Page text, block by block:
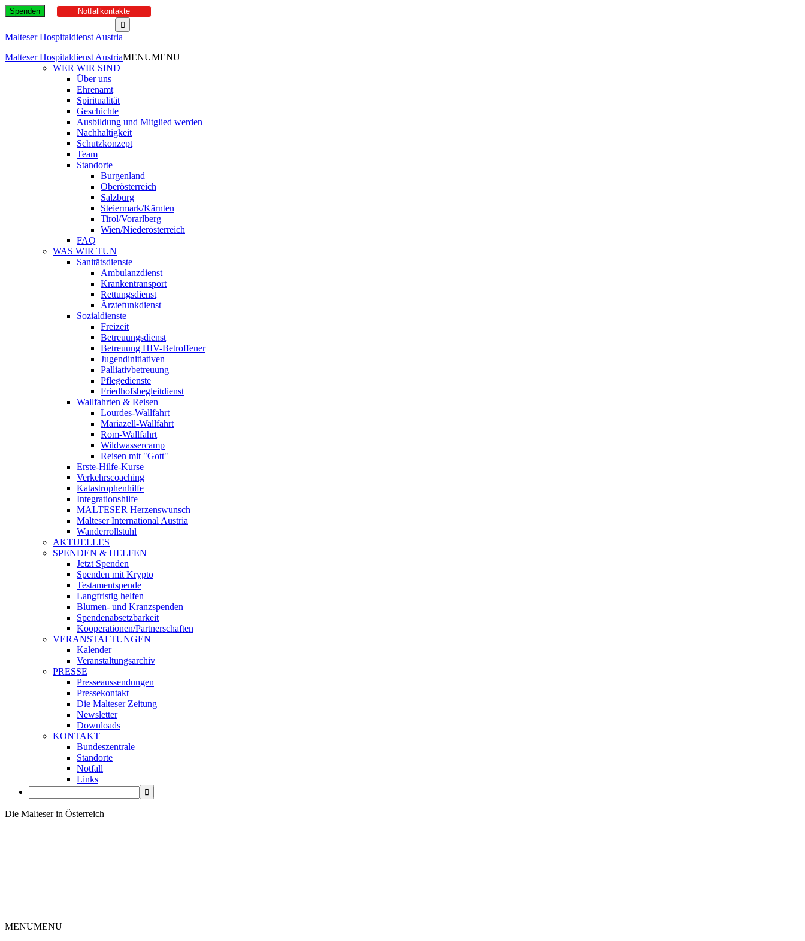
Spenden Notfallkontakte
Malteser Hospitaldienst Austria
Malteser Hospitaldienst AustriaMENUMENU
WER WIR SIND
Über uns
Ehrenamt
Spiritualität
Geschichte
Ausbildung und Mitglied werden
Nachhaltigkeit
Schutzkonzept
Team
Standorte
Burgenland
Oberösterreich
Salzburg
Steiermark/Kärnten
Tirol/Vorarlberg
Wien/Niederösterreich
FAQ
WAS WIR TUN
Sanitätsdienste
Ambulanzdienst
Krankentransport
Rettungsdienst
Ärztefunkdienst
Sozialdienste
Freizeit
Betreuungsdienst
Betreuung HIV-Betroffener
Jugendinitiativen
Palliativbetreuung
Pflegedienste
Friedhofsbegleitdienst
Wallfahrten & Reisen
Lourdes-Wallfahrt
Mariazell-Wallfahrt
Rom-Wallfahrt
Wildwassercamp
Reisen mit "Gott"
Erste-Hilfe-Kurse
Verkehrscoaching
Katastrophenhilfe
Integrationshilfe
MALTESER Herzenswunsch
Malteser International Austria
Wanderrollstuhl
AKTUELLES
SPENDEN & HELFEN
Jetzt Spenden
Spenden mit Krypto
Testamentspende
Langfristig helfen
Blumen- und Kranzspenden
Spendenabsetzbarkeit
Kooperationen/Partnerschaften
VERANSTALTUNGEN
Kalender
Veranstaltungsarchiv
PRESSE
Presseaussendungen
Pressekontakt
Die Malteser Zeitung
Newsletter
Downloads
KONTAKT
Bundeszentrale
Standorte
Notfall
Links
Die Malteser in Österreich
MENUMENU